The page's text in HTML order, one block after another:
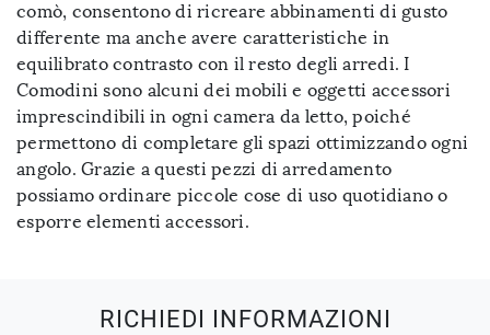
comò, consentono di ricreare abbinamenti di gusto
differente ma anche avere caratteristiche in
equilibrato contrasto con il resto degli arredi. I
Comodini sono alcuni dei mobili e oggetti accessori
imprescindibili in ogni camera da letto, poiché
permettono di completare gli spazi ottimizzando ogni
angolo. Grazie a questi pezzi di arredamento
possiamo ordinare piccole cose di uso quotidiano o
esporre elementi accessori.
RICHIEDI INFORMAZIONI